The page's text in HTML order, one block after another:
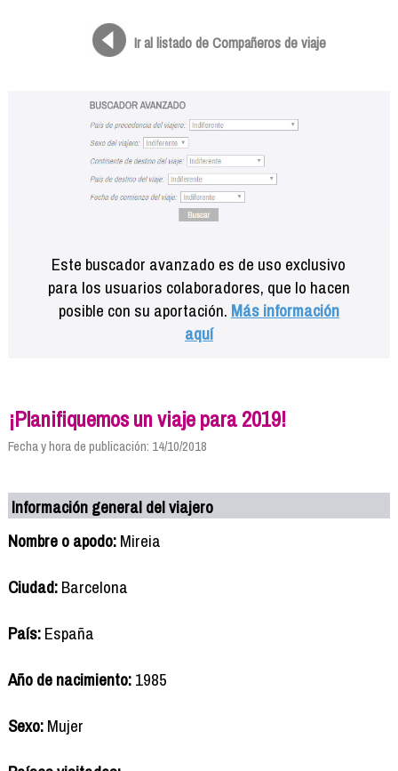
Ir al listado de Compañeros de viaje
Este buscador avanzado es de uso exclusivo
para los usuarios colaboradores, que lo hacen
posible con su aportación. Más información
aquí
¡Planifiquemos un viaje para 2019!
Fecha y hora de publicación: 14/10/2018
Información general del viajero
Nombre o apodo:Mireia
Ciudad:Barcelona
País:España
Año de nacimiento:1985
Sexo:Mujer